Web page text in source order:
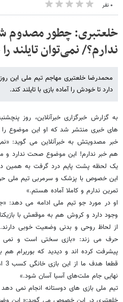
۰ نفر
خلعتبری: چطور مصدوم
ندارم؟/ نمی‌توان
محمدرضا خلعتبری مهاجم تیم ملی این
دارد تا خودش را آماده بازی با تایلند کند.
به گزارش خبرگزاری خبرآنلاین، روز
های خبری منتشر شد که او این موضوع
خبر مصدویتش به خبرآنلاین می گوید:
هم خبر ندارم! این موضوع صحت ندارد و
یک لحظه پشت پایم درد گرفت به همین
این خصوص با پزشک و سرمربی تیم ملی
تمرین ندارم و کاملا آماده هستم.»
او در مورد جو تیم ملی ادامه می دهد:
وجود دارد و کروش هم به موقعش با
از لحاظ روحی و بدنی وضعیت خوبی
حرف می زند: «بازی سختی است و نمی
نهایی جام ملت‌های آسیا آسان شود.»
تیم ملی بازی های دوستانه انجام نمی